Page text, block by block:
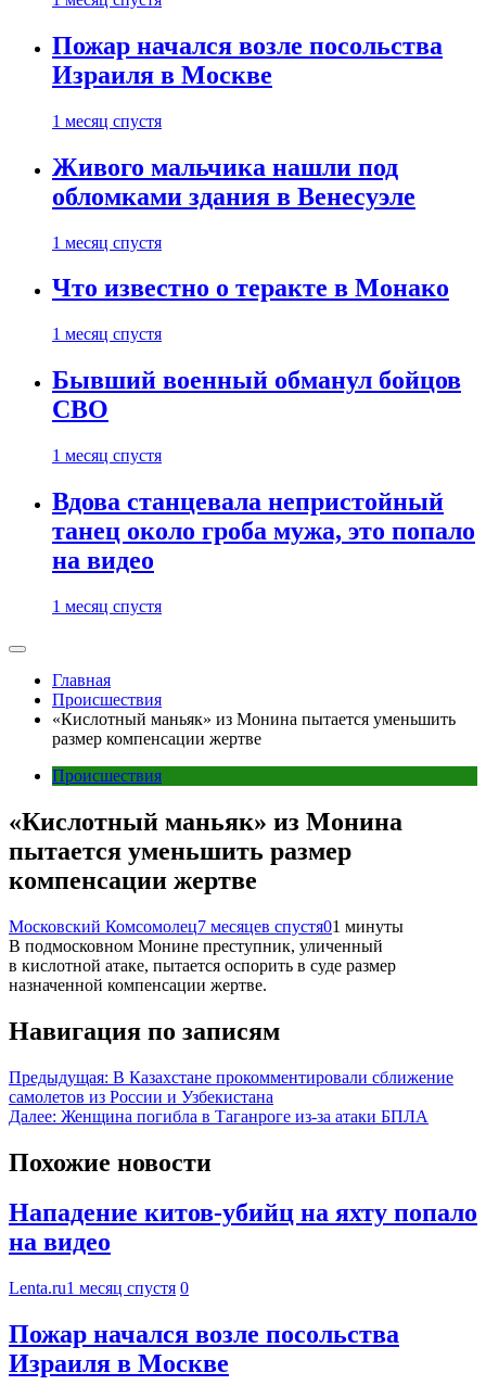
Пожар начался возле посольства
Израиля в Москве
1 месяц спустя
Живого мальчика нашли под
обломками здания в Венесуэле
1 месяц спустя
Что известно о теракте в Монако
1 месяц спустя
Бывший военный обманул бойцов
СВО
1 месяц спустя
Вдова станцевала непристойный
танец около гроба мужа, это попало
на видео
1 месяц спустя
Главная
Происшествия
«Кислотный маньяк» из Монина пытается уменьшить
размер компенсации жертве
Происшествия
«Кислотный маньяк» из Монина
пытается уменьшить размер
компенсации жертве
Московский Комсомолец7 месяцев спустя01 минуты
В подмосковном Монине преступник, уличенный
в кислотной атаке, пытается оспорить в суде размер
назначенной компенсации жертве.
Навигация по записям
Предыдущая: В Казахстане прокомментировали сближение
самолетов из России и Узбекистана
Далее: Женщина погибла в Таганроге из-за атаки БПЛА
Похожие новости
Нападение китов-убийц на яхту попало
на видео
Lenta.ru1 месяц спустя 0
Пожар начался возле посольства
Израиля в Москве